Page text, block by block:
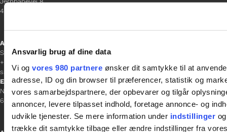
Ansvarlig brug af dine data
Vi og vores 980 partnere ønsker dit samtykke til at
adresse, ID og din browser til præferencer, statistik og
vores samarbejdspartnere, der opbevarer og tilgår
annoncer, levere tilpasset indhold, foretage annonce- og
udvikle tjenester. Se mere information under indstillinger
trække dit samtykke tilbage eller ændre indstillinger fra
4100 Ringsted
Afdelingschef
Sacha Lohmann Weiss
+45 40 27 91 11
sacha.lw@gladfonden.dk
Esbjerg
Norgesgade 1, 2. sal
6700 Esbjerg